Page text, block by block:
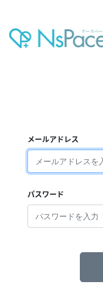
メールアドレス
パスワード